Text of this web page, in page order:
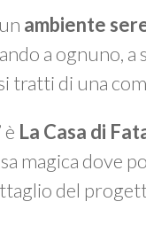
ambiente
a ognuno, a
tratti di una
è La Casa di
magica dove
del